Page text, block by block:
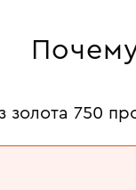
золота 750